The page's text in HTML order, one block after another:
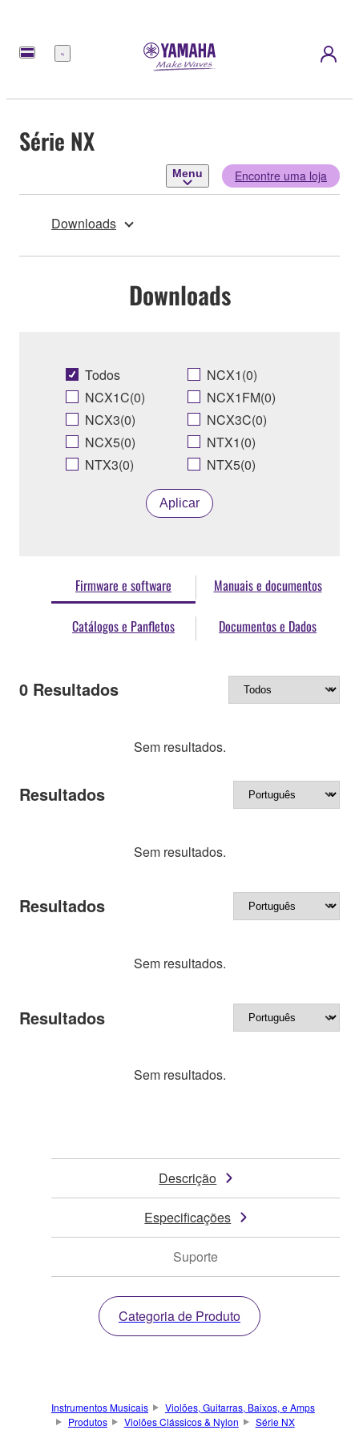
Menu
Série NX
Menu Encontre uma loja
Downloads
Downloads
Todos
NCX1(0)
NCX1C(0)
NCX1FM(0)
NCX3(0)
NCX3C(0)
NCX5(0)
NTX1(0)
NTX3(0)
NTX5(0)
Aplicar
Firmware e software Manuais e documentos
Catálogos e Panfletos Documentos e Dados
0 Resultados
Sem resultados.
Resultados
Sem resultados.
Resultados
Sem resultados.
Resultados
Sem resultados.
Descrição
Especificações
Suporte
Categoria de Produto
Instrumentos Musicais
Violões, Guitarras, Baixos, e Amps
Produtos
Violões Clássicos & Nylon Série NX